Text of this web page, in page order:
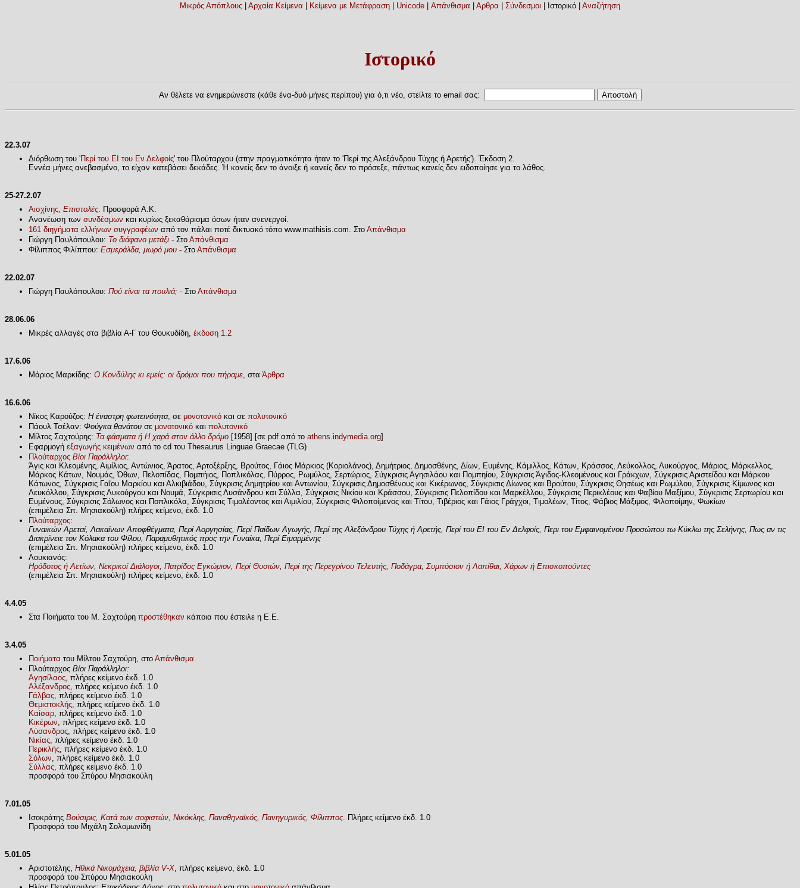
Μικρός Απόπλους Αρχαία Κείμενα Κείμενα με Μετάφραση Unicode Απάνθισμα Αρθρα Σύνδεσμοι | Ιστορικό | Αναζήτηση
Ιστορικό
Αν θέλετε να ενημερώνεστε (κάθε ένα-δυό μήνες περίπου) για ό,τι νέο, στείλτε το email σας:
22.3.07
Διόρθωση του 'Περί του ΕΙ του Εν Δελφοίς' του Πλούταρχου (στην πραγματικότητα ήταν το 'Περί της Αλεξάνδρου Τύχης ή Αρετής'). Έκδοση 2.
Εννέα μήνες ανεβασμένο, το είχαν κατεβάσει δεκάδες. Ή κανείς δεν το άνοιξε ή κανείς δεν το πρόσεξε, πάντως κανείς δεν ειδοποίησε για το λάθος.
25-27.2.07
Αισχίνης, Επιστολές . Προσφορά Α.Κ.
Ανανέωση των συνδέσμων και κυρίως ξεκαθάρισμα όσων ήταν ανενεργοί.
161 διηγήματα ελλήνων συγγραφέων από τον πάλαι ποτέ δικτυακό τόπο www.mathisis.com. Στο Απάνθισμα
Γιώργη Παυλόπουλου: Το διάφανο μετάξι - Στο Απάνθισμα
Φίλιππος Φιλίππου: Εσμεράλδα, μωρό μου - Στο Απάνθισμα
22.02.07
Γιώργη Παυλόπουλου: Πού είναι τα πουλιά; - Στο Απάνθισμα
28.06.06
Μικρές αλλαγές στα βιβλία Α-Γ του Θουκυδίδη, έκδοση 1.2
17.6.06
Μάριος Μαρκίδης: Ο Κονδύλης κι εμείς: οι δρόμοι που πήραμε , στα Άρθρα
16.6.06
Νίκος Καρούζος: Η έναστρη φωτεινότητα, σε μονοτονικό και σε πολυτονικό
Πάουλ Τσέλαν: Φούγκα θανάτου σε μονοτονικό και πολυτονικό
Μίλτος Σαχτούρης: Τα φάσματα ή Η χαρά στον άλλο δρόμο [1958] [σε pdf από το athens.indymedia.org]
Εφαρμογή εξαγωγής κειμένων από το cd του Thesaurus Linguae Graecae (TLG)
Πλούταρχος Βίοι Παράλληλοι:
Άγις και Κλεομένης, Αιμίλιος, Αντώνιος, Άρατος, Αρτοξέρξης, Βρούτος, Γάιος Μάρκιος (Κοριολάνος), Δημήτριος, Δημοσθένης, Δίων, Ευμένης, Κάμιλλος, Κάτων, Κράσσος, Λεύκολλος, Λυκούργος, Μάριος, Μάρκελλος,
Μάρκος Κάτων, Νουμάς, Όθων, Πελοπίδας, Πομπήιος, Ποπλικόλας, Πύρρος, Ρωμύλος, Σερτώριος, Σύγκρισις Αγησιλάου και Πομπηίου, Σύγκρισις Άγιδος-Κλεομένους και Γράκχων, Σύγκρισις Αριστείδου και Μάρκου
Κάτωνος, Σύγκρισις Γαΐου Μαρκίου και Αλκιβιάδου, Σύγκρισις Δημητρίου και Αντωνίου, Σύγκρισις Δημοσθένους και Κικέρωνος, Σύγκρισις Δίωνος και Βρούτου, Σύγκρισις Θησέως και Ρωμύλου, Σύγκρισις Κίμωνος και
Λευκόλλου, Σύγκρισις Λυκούργου και Νουμά, Σύγκρισις Λυσάνδρου και Σύλλα, Σύγκρισις Νικίου και Κράσσου, Σύγκρισις Πελοπίδου και Μαρκέλλου, Σύγκρισις Περικλέους και Φαβίου Μαξίμου, Σύγκρισις Σερτωρίου και
Ευμένους, Σύγκρισις Σόλωνος και Ποπλικόλα, Σύγκρισις Τιμολέοντος και Αιμιλίου, Σύγκρισις Φιλοποίμενος και Τίτου, Τιβέριος και Γάιος Γράγχοι, Τιμολέων, Τίτος, Φάβιος Μάξιμος, Φιλοποίμην, Φωκίων
(επιμέλεια Σπ. Μησιακούλη) πλήρες κείμενο, έκδ. 1.0
Πλούταρχος:
Γυναικών Αρεταί, Λακαίνων Αποφθέγματα, Περί Αοργησίας, Περί Παίδων Αγωγής, Περί της Αλεξάνδρου Τύχης ή Αρετής, Περί του ΕΙ του Εν Δελφοίς, Περι του Εμφαινομένου Προσώπου τω Κύκλω της Σελήνης, Πως αν τις
Διακρίνειε τον Κόλακα του Φίλου, Παραμυθητικός προς την Γυναίκα, Περί Ειμαρμένης
(επιμέλεια Σπ. Μησιακούλη) πλήρες κείμενο, έκδ. 1.0
Λουκιανός:
Ηρόδοτος ή Αετίων Νεκρικοί Διάλογοι Πατρίδος Εγκώμιον Περί Θυσιών Περί της Περεγρίνου Τελευτής Ποδάγρα, Συμπόσιον ή Λαπίθαι Χάρων ή Επισκοπούντες
(επιμέλεια Σπ. Μησιακούλη) πλήρες κείμενο, έκδ. 1.0
4.4.05
Στα Ποιήματα του Μ. Σαχτούρη προστέθηκαν κάποια που έστειλε η Ε.Ε.
3.4.05
Ποιήματα του Μίλτου Σαχτούρη, στο Απάνθισμα
Πλούταρχος Βίοι Παράλληλοι:
Αγησίλαος , πλήρες κείμενο έκδ. 1.0
Αλέξανδρος , πλήρες κείμενο έκδ. 1.0
Γάλβας , πλήρες κείμενο έκδ. 1.0
Θεμιστοκλής , πλήρες κείμενο έκδ. 1.0
Καίσαρ , πλήρες κείμενο έκδ. 1.0
Κικέρων , πλήρες κείμενο έκδ. 1.0
Λύσανδρος , πλήρες κείμενο έκδ. 1.0
Νικίας , πλήρες κείμενο έκδ. 1.0
Περικλής , πλήρες κείμενο έκδ. 1.0
Σόλων , πλήρες κείμενο έκδ. 1.0
Σύλλας , πλήρες κείμενο έκδ. 1.0
προσφορά του Σπύρου Μησιακούλη
7.01.05
Ισοκράτης Βούσιρις, Κατά των σοφιστών, Νικόκλης, Παναθηναϊκός, Πανηγυρικός, Φίλιππος . Πλήρες κείμενο έκδ. 1.0
Προσφορά του Μιχάλη Σολομωνίδη
5.01.05
Αριστοτέλης, Ηθικά Νικομάχεια, βιβλία V-X , πλήρες κείμενο, έκδ. 1.0
προσφορά του Σπύρου Μησιακούλη